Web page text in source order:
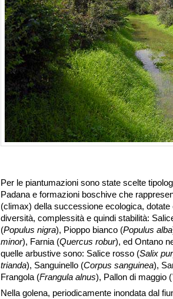
Per le piantumazioni sono state scelte
Padana e formazioni boschive che
(climax) della successione ecologica, dotate
diversità, complessità e quindi stabilità:
(Populus nigra), Pioppo bianco (Populus alba
minor), Farnia (Quercus robur), ed Ontano
quelle arbustive sono: Salice rosso (Salix
trianda), Sanguinello (Corpus sanguinea),
Frangola (Frangula alnus), Pallon di maggio (
Nella golena, periodicamente inondata dal